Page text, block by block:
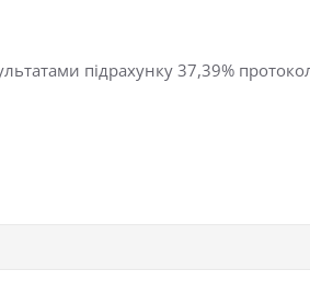
підрахунку 37,39%